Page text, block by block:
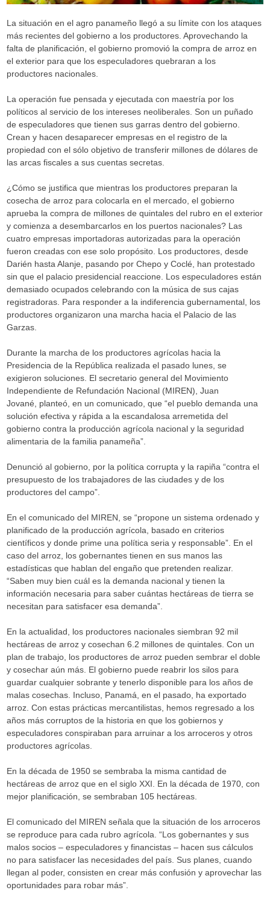
La situación en el agro panameño llegó a su límite con los ataques
más recientes del gobierno a los productores. Aprovechando la
falta de planificación, el gobierno promovió la compra de arroz en
el exterior para que los especuladores quebraran a los
productores nacionales.
La operación fue pensada y ejecutada con maestría por los
políticos al servicio de los intereses neoliberales. Son un puñado
de especuladores que tienen sus garras dentro del gobierno.
Crean y hacen desaparecer empresas en el registro de la
propiedad con el sólo objetivo de transferir millones de dólares de
las arcas fiscales a sus cuentas secretas.
¿Cómo se justifica que mientras los productores preparan la
cosecha de arroz para colocarla en el mercado, el gobierno
aprueba la compra de millones de quintales del rubro en el exterior
y comienza a desembarcarlos en los puertos nacionales? Las
cuatro empresas importadoras autorizadas para la operación
fueron creadas con ese solo propósito. Los productores, desde
Darién hasta Alanje, pasando por Chepo y Coclé, han protestado
sin que el palacio presidencial reaccione. Los especuladores están
demasiado ocupados celebrando con la música de sus cajas
registradoras. Para responder a la indiferencia gubernamental, los
productores organizaron una marcha hacia el Palacio de las
Garzas.
Durante la marcha de los productores agrícolas hacia la
Presidencia de la República realizada el pasado lunes, se
exigieron soluciones. El secretario general del Movimiento
Independiente de Refundación Nacional (MIREN), Juan
Jované, planteó, en un comunicado, que “el pueblo demanda una
solución efectiva y rápida a la escandalosa arremetida del
gobierno contra la producción agrícola nacional y la seguridad
alimentaria de la familia panameña”.
Denunció al gobierno, por la política corrupta y la rapiña “contra el
presupuesto de los trabajadores de las ciudades y de los
productores del campo”.
En el comunicado del MIREN, se “propone un sistema ordenado y
planificado de la producción agrícola, basado en criterios
científicos y donde prime una política seria y responsable”. En el
caso del arroz, los gobernantes tienen en sus manos las
estadísticas que hablan del engaño que pretenden realizar.
“Saben muy bien cuál es la demanda nacional y tienen la
información necesaria para saber cuántas hectáreas de tierra se
necesitan para satisfacer esa demanda”.
En la actualidad, los productores nacionales siembran 92 mil
hectáreas de arroz y cosechan 6.2 millones de quintales. Con un
plan de trabajo, los productores de arroz pueden sembrar el doble
y cosechar aún más. El gobierno puede reabrir los silos para
guardar cualquier sobrante y tenerlo disponible para los años de
malas cosechas. Incluso, Panamá, en el pasado, ha exportado
arroz. Con estas prácticas mercantilistas, hemos regresado a los
años más corruptos de la historia en que los gobiernos y
especuladores conspiraban para arruinar a los arroceros y otros
productores agrícolas.
En la década de 1950 se sembraba la misma cantidad de
hectáreas de arroz que en el siglo XXI. En la década de 1970, con
mejor planificación, se sembraban 105 hectáreas.
El comunicado del MIREN señala que la situación de los arroceros
se reproduce para cada rubro agrícola. “Los gobernantes y sus
malos socios – especuladores y financistas – hacen sus cálculos
no para satisfacer las necesidades del país. Sus planes, cuando
llegan al poder, consisten en crear más confusión y aprovechar las
oportunidades para robar más”.